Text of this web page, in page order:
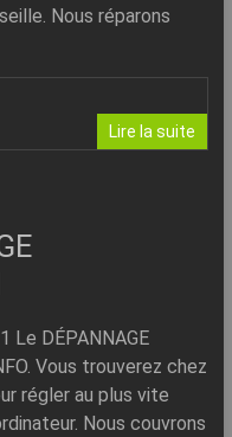
Nous réparons
Lire la suite
Le DÉPANNAGE
Vous trouverez chez
régler au plus vite
Nous couvrons